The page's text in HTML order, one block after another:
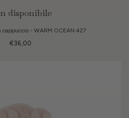
disponibile
cappuccio - WARM OCEAN 427
€36,00